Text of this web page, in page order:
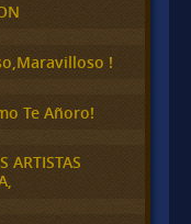
!
Te Añoro!
ARTISTAS